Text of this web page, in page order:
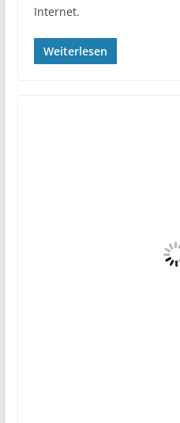
Internet.
Weiterlesen